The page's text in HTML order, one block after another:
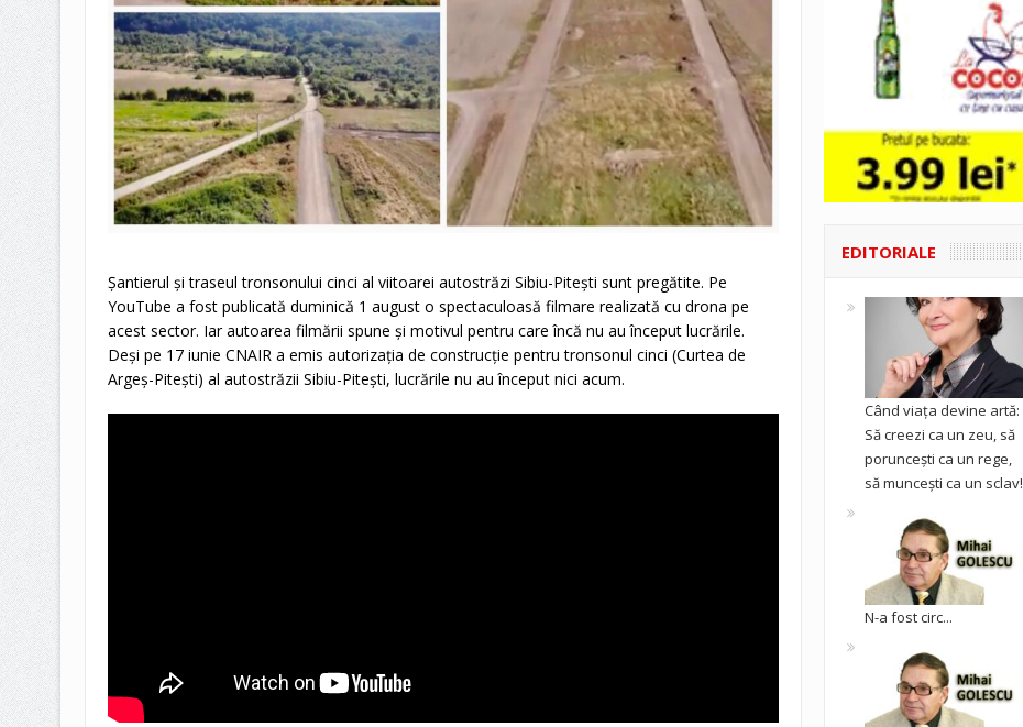
Şantierul şi traseul tronsonului cinci al viitoarei autostrăzi Sibiu-Piteşti sunt pregătite. Pe
YouTube a fost publicată duminică 1 august o spectaculoasă filmare realizată cu drona pe
acest sector. Iar autoarea filmării spune şi motivul pentru care încă nu au început lucrările.
Deşi pe 17 iunie CNAIR a emis autorizaţia de construcţie pentru tronsonul cinci (Curtea de
Argeş-Piteşti) al autostrăzii Sibiu-Piteşti, lucrările nu au început nici acum.
EDITORIALE
Când viața devine artă:
Să creezi ca un zeu, să
poruncești ca un rege,
să muncești ca un sclav!
N-a fost circ...